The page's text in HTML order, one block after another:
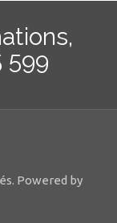
599
Powered by